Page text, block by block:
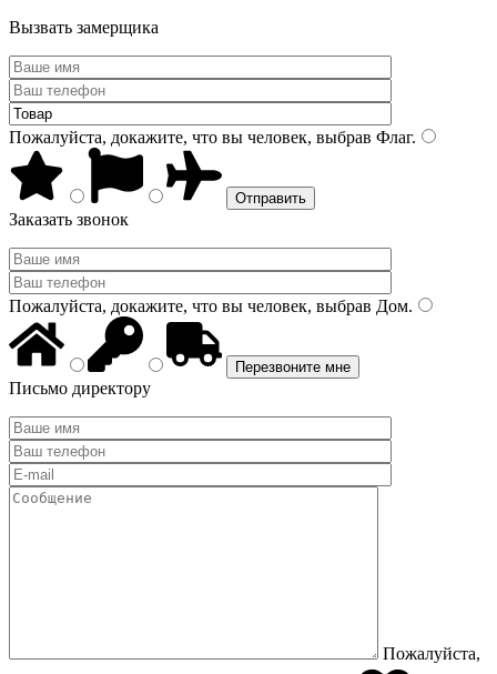
Вызвать замерщика
Пожалуйста, докажите, что вы человек, выбрав Флаг.
Заказать звонок
Пожалуйста, докажите, что вы человек, выбрав Дом.
Письмо директору
Пожалуйста,